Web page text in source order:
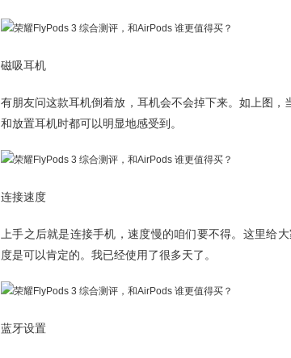
磁吸耳机
有朋友问这款耳机倒着放，耳机会不会掉下来。如上图
和放置耳机时都可以明显地感受到。
连接速度
上手之后就是连接手机，速度慢的咱们要不得。这里给
度是可以肯定的。我已经使用了很多天了。
蓝牙设置